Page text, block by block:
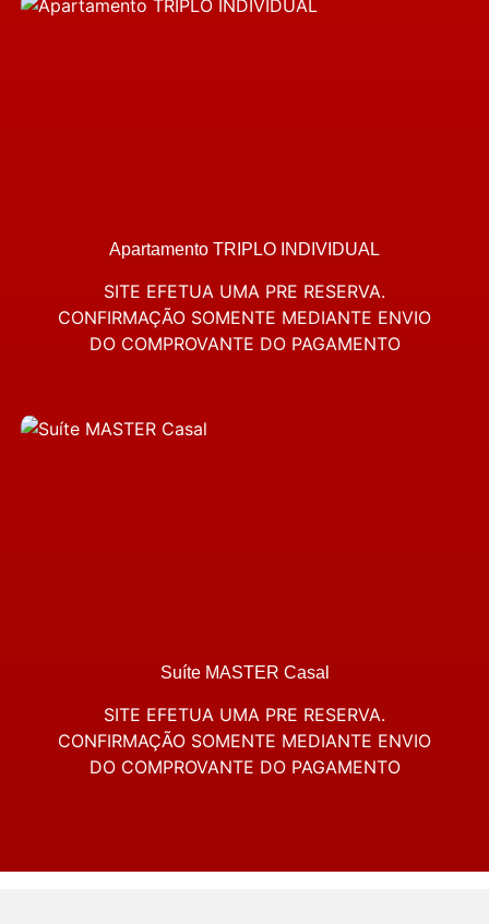
Apartamento TRIPLO INDIVIDUAL
SITE EFETUA UMA PRE RESERVA.
CONFIRMAÇÃO SOMENTE MEDIANTE ENVIO
DO COMPROVANTE DO PAGAMENTO
Suíte MASTER Casal
SITE EFETUA UMA PRE RESERVA.
CONFIRMAÇÃO SOMENTE MEDIANTE ENVIO
DO COMPROVANTE DO PAGAMENTO